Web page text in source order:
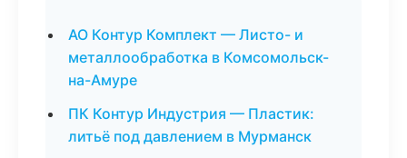
АО Контур Комплект — Листо- и
металлообработка в Комсомольск-
на-Амуре
ПК Контур Индустрия — Пластик:
литьё под давлением в Мурманск